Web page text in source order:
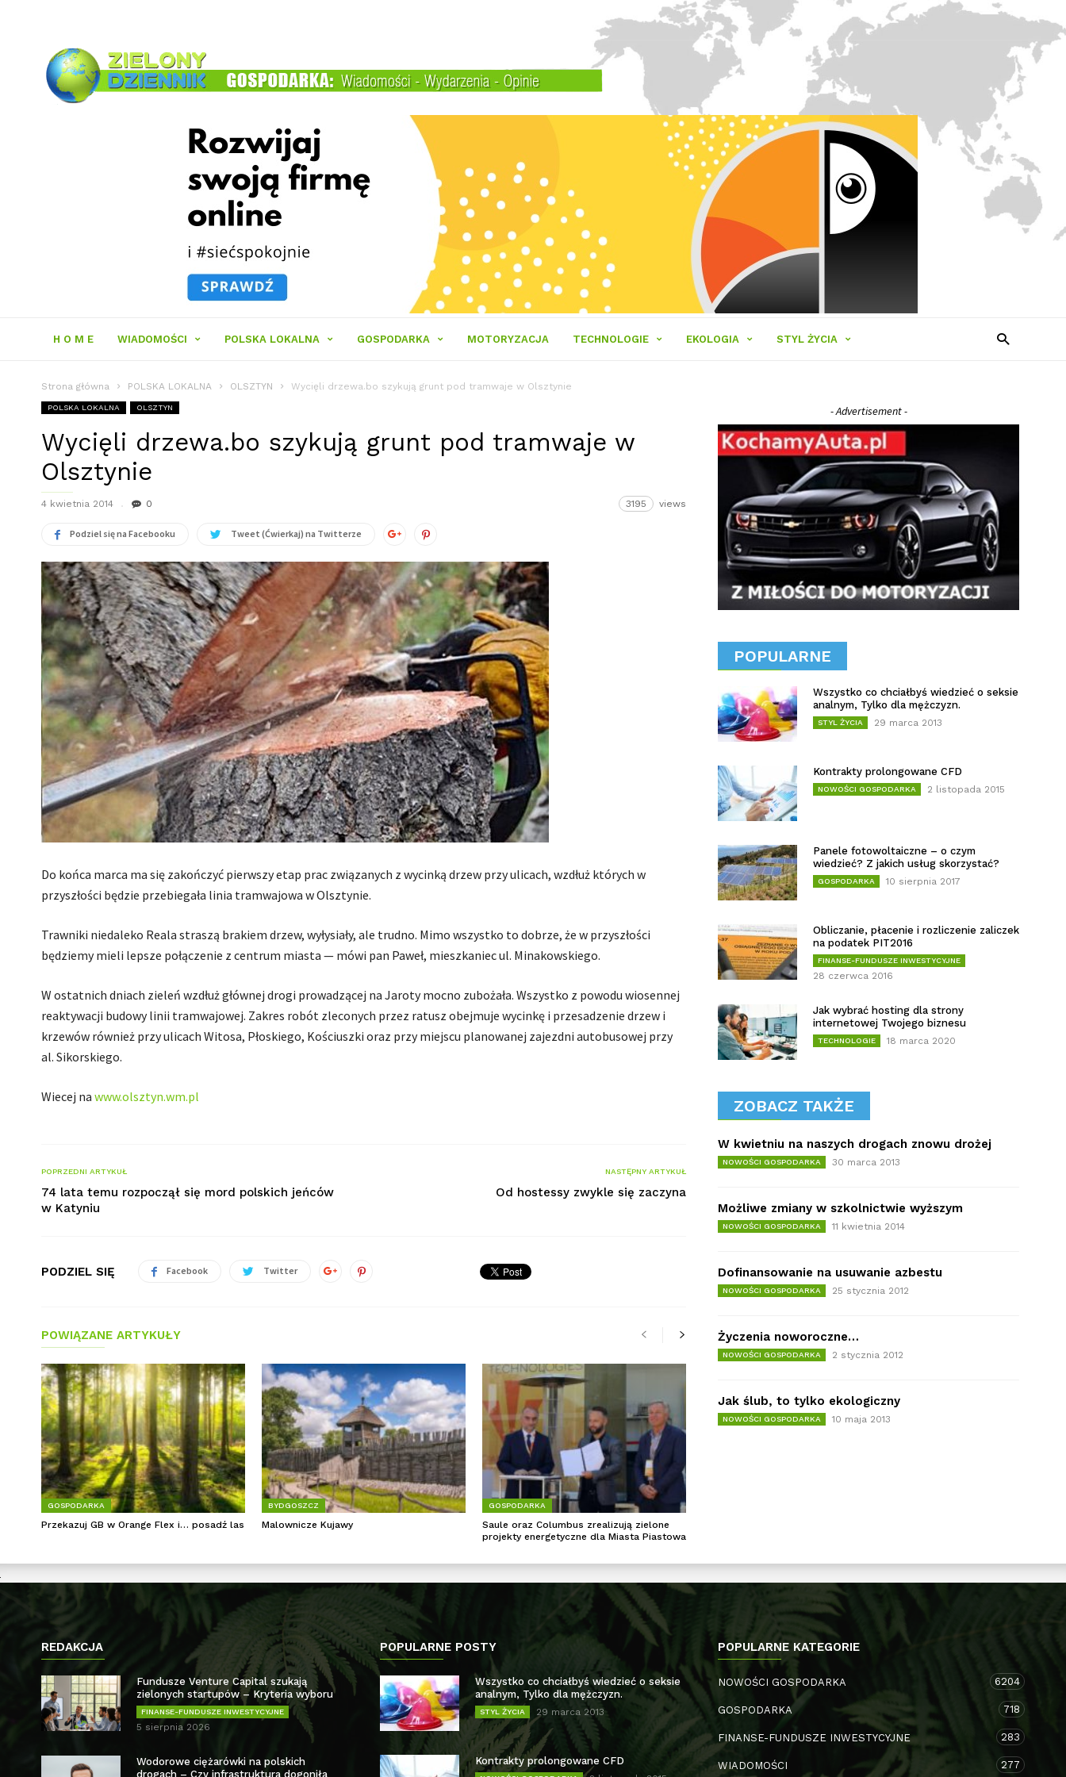
Zielony
Dziennik
H O M E WIADOMOŚCI POLSKA LOKALNA GOSPODARKA MOTORYZACJA TECHNOLOGIE EKOLOGIA STYL ŻYCIA
Strona główna POLSKA LOKALNA OLSZTYN Wycięli drzewa.bo szykują grunt pod tramwaje w Olsztynie
POLSKA LOKALNA OLSZTYN
Wycięli drzewa.bo szykują grunt pod tramwaje w
Olsztynie
4 kwietnia 2014 0 3195 views
Podziel się na Facebooku Tweet (Ćwierkaj) na Twitterze
Do końca marca ma się zakończyć pierwszy etap prac związanych z wycinką drzew przy ulicach, wzdłuż których w
przyszłości będzie przebiegała linia tramwajowa w Olsztynie.
Trawniki niedaleko Reala straszą brakiem drzew, wyłysiały, ale trudno. Mimo wszystko to dobrze, że w przyszłości
będziemy mieli lepsze połączenie z centrum miasta — mówi pan Paweł, mieszkaniec ul. Minakowskiego.
W ostatnich dniach zieleń wzdłuż głównej drogi prowadzącej na Jaroty mocno zubożała. Wszystko z powodu wiosennej
reaktywacji budowy linii tramwajowej. Zakres robót zleconych przez ratusz obejmuje wycinkę i przesadzenie drzew i
krzewów również przy ulicach Witosa, Płoskiego, Kościuszki oraz przy miejscu planowanej zajezdni autobusowej przy
al. Sikorskiego.
Wiecej na www.olsztyn.wm.pl
POPRZEDNI ARTYKUŁ
74 lata temu rozpoczął się mord polskich jeńców
w Katyniu
NASTĘPNY ARTYKUŁ
Od hostessy zwykle się zaczyna
PODZIEL SIĘ Facebook Twitter
POWIĄZANE ARTYKUŁY
GOSPODARKA
Przekazuj GB w Orange Flex i… posadź las
BYDGOSZCZ
Malownicze Kujawy
GOSPODARKA
Saule oraz Columbus zrealizują zielone
projekty energetyczne dla Miasta Piastowa
- Advertisement -
POPULARNE
Wszystko co chciałbyś wiedzieć o seksie
analnym, Tylko dla mężczyzn.
STYL ŻYCIA 29 marca 2013
Kontrakty prolongowane CFD
NOWOŚCI GOSPODARKA 2 listopada 2015
Panele fotowoltaiczne – o czym
wiedzieć? Z jakich usług skorzystać?
GOSPODARKA 10 sierpnia 2017
Obliczanie, płacenie i rozliczenie zaliczek
na podatek PIT2016
FINANSE-FUNDUSZE INWESTYCYJNE
28 czerwca 2016
Jak wybrać hosting dla strony
internetowej Twojego biznesu
TECHNOLOGIE 18 marca 2020
ZOBACZ TAKŻE
W kwietniu na naszych drogach znowu drożej
NOWOŚCI GOSPODARKA 30 marca 2013
Możliwe zmiany w szkolnictwie wyższym
NOWOŚCI GOSPODARKA 11 kwietnia 2014
Dofinansowanie na usuwanie azbestu
NOWOŚCI GOSPODARKA 25 stycznia 2012
Życzenia noworoczne…
NOWOŚCI GOSPODARKA 2 stycznia 2012
Jak ślub, to tylko ekologiczny
NOWOŚCI GOSPODARKA 10 maja 2013
REDAKCJA
Fundusze Venture Capital szukają
zielonych startupów – Kryteria wyboru
FINANSE-FUNDUSZE INWESTYCYJNE
5 sierpnia 2026
Wodorowe ciężarówki na polskich
drogach – Czy infrastruktura dogoniła
POPULARNE POSTY
Wszystko co chciałbyś wiedzieć o seksie
analnym, Tylko dla mężczyzn.
STYL ŻYCIA 29 marca 2013
Kontrakty prolongowane CFD
POPULARNE KATEGORIE
NOWOŚCI GOSPODARKA 6204
GOSPODARKA 718
FINANSE-FUNDUSZE INWESTYCYJNE 283
WIADOMOŚCI 277